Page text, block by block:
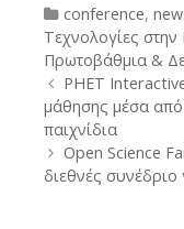
Categories
conference,
Τεχνολογίες στην
Πρωτοβάθμια &
Post
navigation
PHET
μάθησης μέσα από
παιχνίδια
Open Science
διεθνές συνέδριο